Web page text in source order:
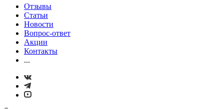
Отзывы
Статьи
Новости
Вопрос-ответ
Акции
Контакты
...